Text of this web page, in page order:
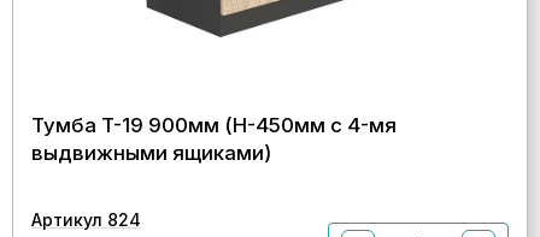
Тумба T-19 900мм (H-450мм c 4-мя
выдвижными ящиками)
Артикул 824